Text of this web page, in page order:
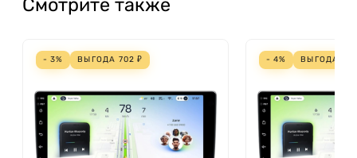
Смотрите также
- 3% ВЫГОДА 702 ₽ - 4% ВЫГОДА